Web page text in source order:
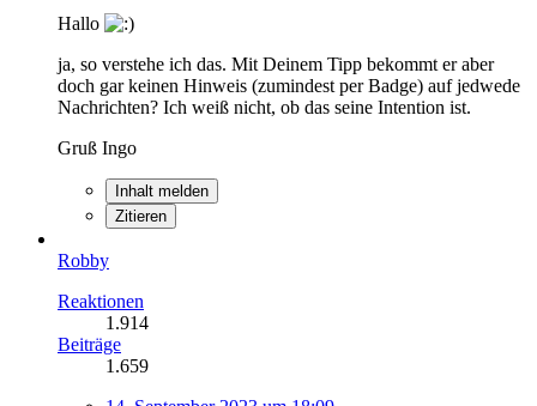
Hallo
ja, so verstehe ich das. Mit Deinem Tipp bekommt er aber
doch gar keinen Hinweis (zumindest per Badge) auf jedwede
Nachrichten? Ich weiß nicht, ob das seine Intention ist.
Gruß Ingo
Inhalt melden
Zitieren
Robby
Reaktionen
1.914
Beiträge
1.659